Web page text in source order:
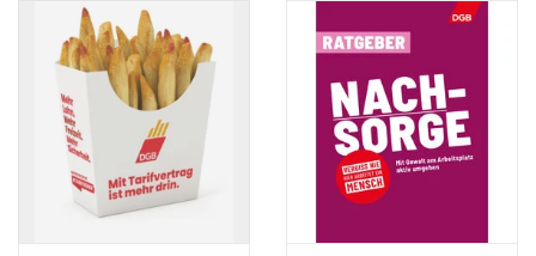
HANDWERK
TARIFWENDE